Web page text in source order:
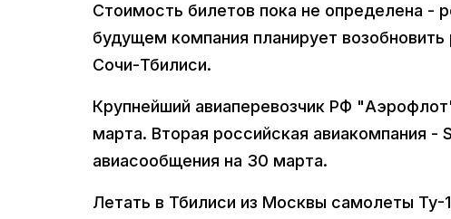
Стоимость билетов пока не определена -
будущем компания планирует
Сочи-Тбилиси.
Крупнейший авиаперевозчик РФ
марта. Вторая российская авиакомпания -
авиасообщения на 30 марта.
Летать в Тбилиси из Москвы самолеты